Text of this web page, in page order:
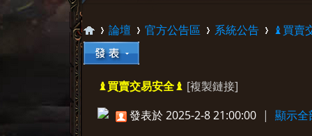
»
論壇
›
官方公告區
›
系統公告 ♝買賣
♝買賣交易安全♝ [複製鏈接]
發表於 2025-2-8 21:00:00 | 顯示全